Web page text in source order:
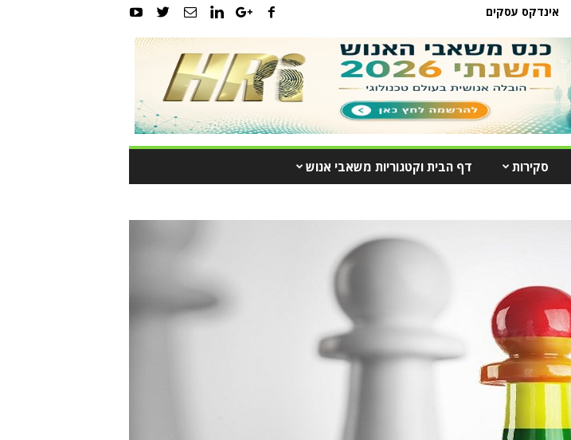
אינדקס עסקים
סקירות דף הבית וקטגוריות משאבי אנוש